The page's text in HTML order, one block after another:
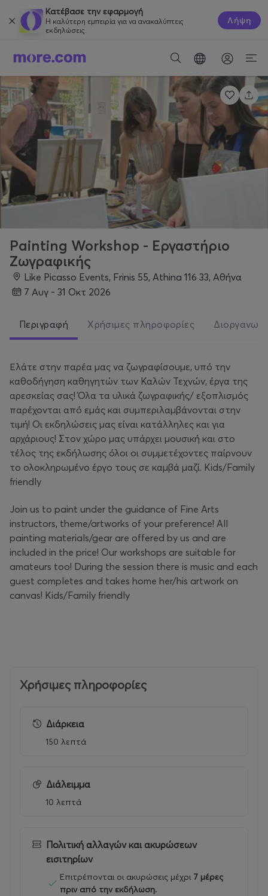
Κατέβασε την εφαρμογή
Η καλύτερη εμπειρία για να ανακαλύπτεις
εκδηλώσεις.
Λήψη
Painting Workshop - Εργαστήριο
Ζωγραφικής
Like Picasso Events, Frinis 55, Athina 116 33, Αθήνα
7 Αυγ - 31 Οκτ 2026
Περιγραφή Χρήσιμες πληροφορίες
Ελάτε στην παρέα μας να ζωγραφίσουμε, υπό την
καθοδήγηση καθηγητών των Καλών Τεχνών, έργα της
αρεσκείας σας! Όλα τα υλικά ζωγραφικής/ εξοπλισμός
παρέχονται από εμάς και συμπεριλαμβάνονται στην
τιμή! Οι εκδηλώσεις μας είναι κατάλληλες και για
αρχάριους! Στον χώρο μας υπάρχει μουσική και στο
τέλος της εκδήλωσης όλοι οι συμμετέχοντες παίρνουν
το ολοκληρωμένο έργο τους σε καμβά μαζί. Kids/Family
friendly
Join us to paint under the guidance of Fine Arts
instructors, theme/artworks of your preference! All
painting materials/gear are offered by us and are
included in the price! Our workshops are suitable for
amateurs too! During the session there is music and each
guest completes and takes home her/his artwork on
canvas! Kids/Family friendly
Χρήσιμες πληροφορίες
Διάρκεια
150 λεπτά
Διάλειμμα
10 λεπτά
Πολιτική αλλαγών και ακυρώσεων
εισιτηρίων
Επιτρέπονται οι ακυρώσεις μέχρι 7 μέρες
πριν από την εκδήλωση.